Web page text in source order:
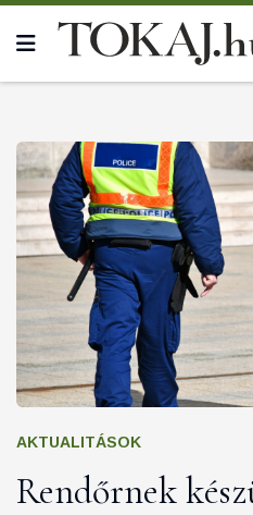
AKTUALITÁSOK
Rendőrnek